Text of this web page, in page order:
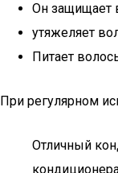
Он защищает
утяжеляет
Питает
При регулярном
Отличный